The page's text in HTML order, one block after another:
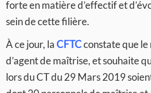
forte en matière d’effectif et
sein de cette filière.
À ce jour, laCFTCconstate que le
d’agent de maîtrise, et souhaite
lors du CT du 29 Mars 2019